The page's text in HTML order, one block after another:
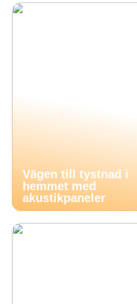
Vägen till tystnad i
hemmet med
akustikpaneler